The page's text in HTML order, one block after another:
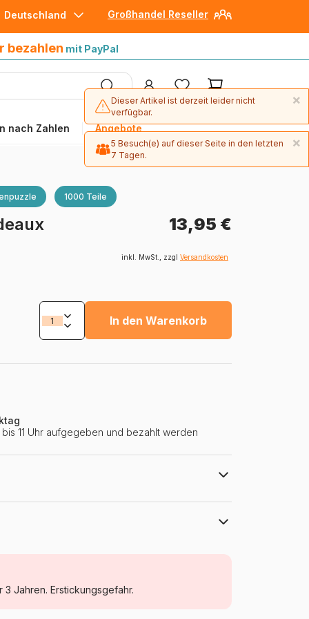
Großhandel Reseller
Deutschland
bezahlen mit PayPal
nach Zahlen Angebote
1000 Teile
13,95 €
inkl. MwSt., zzgl Versandkosten
In den Warenkorb
11 Uhr aufgegeben und bezahlt werden
Puzzle für Erwachsene (500 bis 48000
Jahren. Erstickungsgefahr.
×
Dieser Artikel ist derzeit leider nicht
verfügbar.
×
5 Besuch(e) auf dieser Seite in den letzten
7 Tagen.